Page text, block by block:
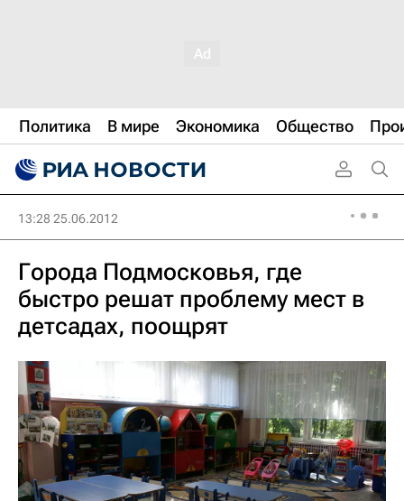
Политика В мире Экономика Общество
13:28 25.06.2012
Города Подмосковья, где
быстро решат проблему мест в
детсадах, поощрят